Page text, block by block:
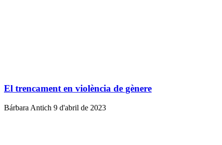
El trencament en violència de gènere
Bárbara Antich 9 d'abril de 2023